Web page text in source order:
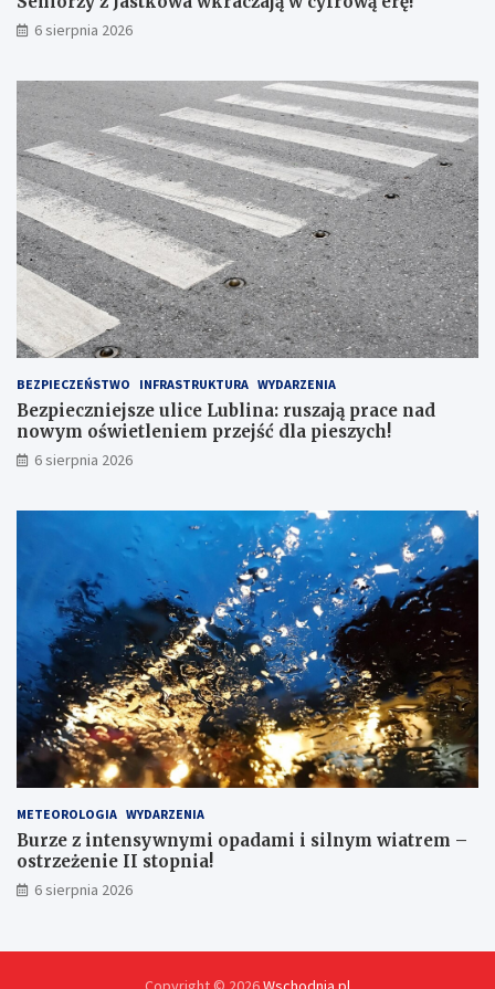
E
L
I
E
G
O
N
R
1
6
7
6 sierpnia 2026
BEZPIECZEŃSTWO INFRASTRUKTURA WYDARZENIA
Bezpieczniejsze ulice Lublina: ruszają prace nad
nowym oświetleniem przejść dla pieszych!
6 sierpnia 2026
METEOROLOGIA WYDARZENIA
Burze z intensywnymi opadami i silnym wiatrem –
ostrzeżenie II stopnia!
6 sierpnia 2026